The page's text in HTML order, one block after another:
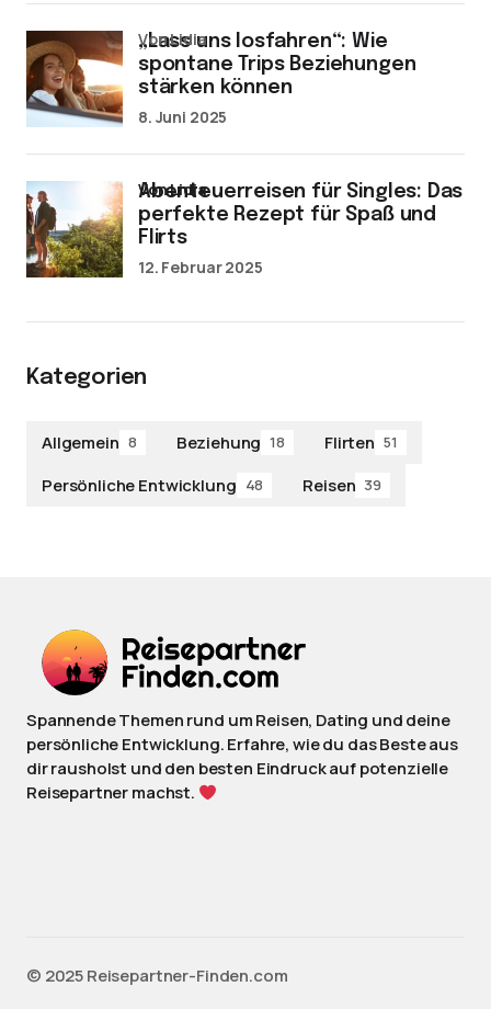
„Lass uns losfahren“: Wie
spontane Trips Beziehungen
stärken können
von Lidia
8. Juni 2025
Abenteuerreisen für Singles: Das
perfekte Rezept für Spaß und
Flirts
von Lidia
12. Februar 2025
Kategorien
Allgemein 8 Beziehung 18 Flirten 51
Persönliche Entwicklung 48 Reisen 39
Spannende Themen rund um Reisen, Dating und deine
persönliche Entwicklung. Erfahre, wie du das Beste aus
dir rausholst und den besten Eindruck auf potenzielle
Reisepartner machst.
©️ 2025 Reisepartner-Finden.com